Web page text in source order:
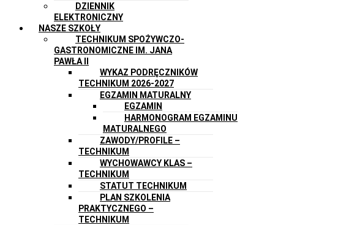
DZIENNIK
ELEKTRONICZNY
NASZE SZKOŁY
TECHNIKUM SPOŻYWCZO-
GASTRONOMICZNE IM. JANA
PAWŁA II
WYKAZ PODRĘCZNIKÓW
TECHNIKUM 2026-2027
EGZAMIN MATURALNY
EGZAMIN
HARMONOGRAM EGZAMINU
MATURALNEGO
ZAWODY/PROFILE –
TECHNIKUM
WYCHOWAWCY KLAS –
TECHNIKUM
STATUT TECHNIKUM
PLAN SZKOLENIA
PRAKTYCZNEGO –
TECHNIKUM